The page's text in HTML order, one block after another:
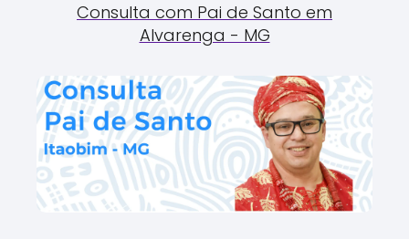
Consulta com Pai de Santo em
Alvarenga - MG